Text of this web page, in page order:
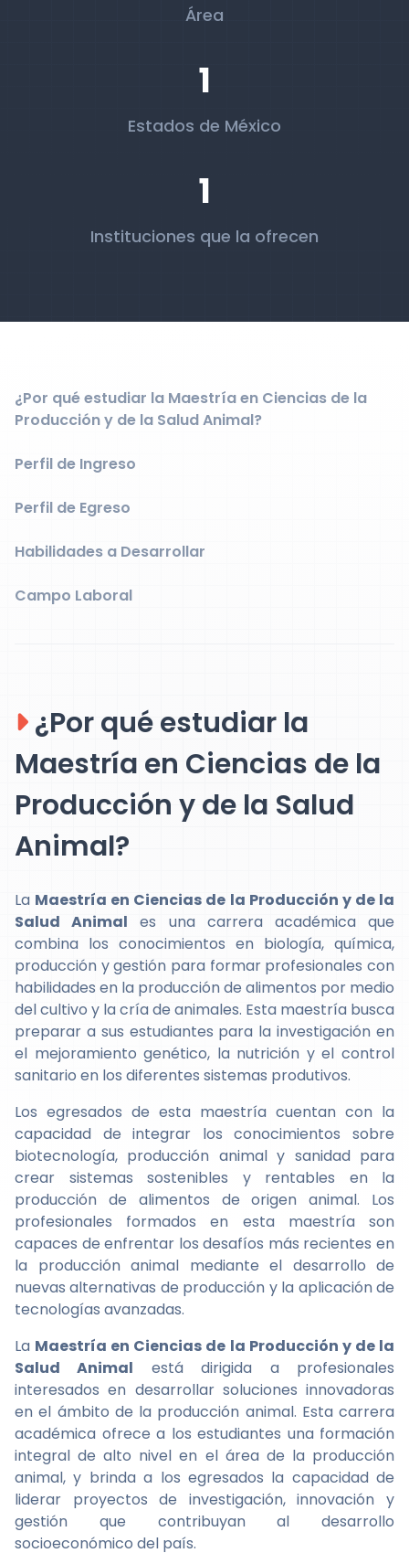
Área
1
Estados de México
1
Instituciones que la ofrecen
¿Por qué estudiar la Maestría en Ciencias de la
Producción y de la Salud Animal?
Perfil de Ingreso
Perfil de Egreso
Habilidades a Desarrollar
Campo Laboral
¿Por qué estudiar la
Maestría en Ciencias de la
Producción y de la Salud
Animal?
La Maestría en Ciencias de la Producción y de la
Salud Animal es una carrera académica que
combina los conocimientos en biología, química,
producción y gestión para formar profesionales con
habilidades en la producción de alimentos por medio
del cultivo y la cría de animales. Esta maestría busca
preparar a sus estudiantes para la investigación en
el mejoramiento genético, la nutrición y el control
sanitario en los diferentes sistemas produtivos.
Los egresados de esta maestría cuentan con la
capacidad de integrar los conocimientos sobre
biotecnología, producción animal y sanidad para
crear sistemas sostenibles y rentables en la
producción de alimentos de origen animal. Los
profesionales formados en esta maestría son
capaces de enfrentar los desafíos más recientes en
la producción animal mediante el desarrollo de
nuevas alternativas de producción y la aplicación de
tecnologías avanzadas.
La Maestría en Ciencias de la Producción y de la
Salud Animal está dirigida a profesionales
interesados en desarrollar soluciones innovadoras
en el ámbito de la producción animal. Esta carrera
académica ofrece a los estudiantes una formación
integral de alto nivel en el área de la producción
animal, y brinda a los egresados la capacidad de
liderar proyectos de investigación, innovación y
gestión que contribuyan al desarrollo
socioeconómico del país.